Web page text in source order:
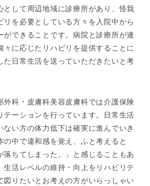
として周辺地域に診療所があり、怪我
リを必要としている方々を入院中から
ができることです。病院と診療所が連
々に応じたリハビリを提供することに
た日常生活を送っていただきたいと考
外科・皮膚科美容皮膚科では介護保険
テーションを行っています。日常生活
ない方の体力低下は確実に進んでいき
の中で違和感を覚え、ふと考えると
落ちてしまった。」と感じることもあ
生活レベルの維持・向上をリハビリテ
図りたいとお考えの方がいらっしゃい